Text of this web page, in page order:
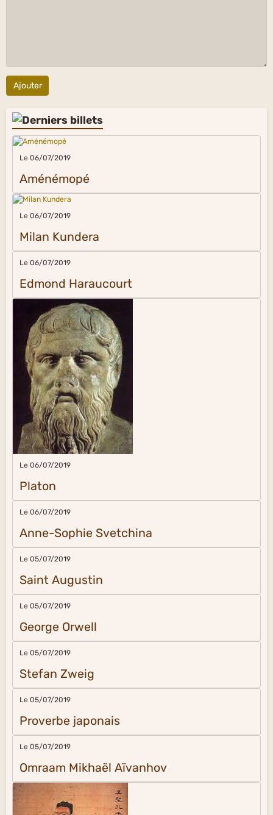
Ajouter
Le 06/07/2019
Aménémopé
Le 06/07/2019
Milan Kundera
Le 06/07/2019
Edmond Haraucourt
Le 06/07/2019
Platon
Le 06/07/2019
Anne-Sophie Svetchina
Le 05/07/2019
Saint Augustin
Le 05/07/2019
George Orwell
Le 05/07/2019
Stefan Zweig
Le 05/07/2019
Proverbe japonais
Le 05/07/2019
Omraam Mikhaël Aïvanhov